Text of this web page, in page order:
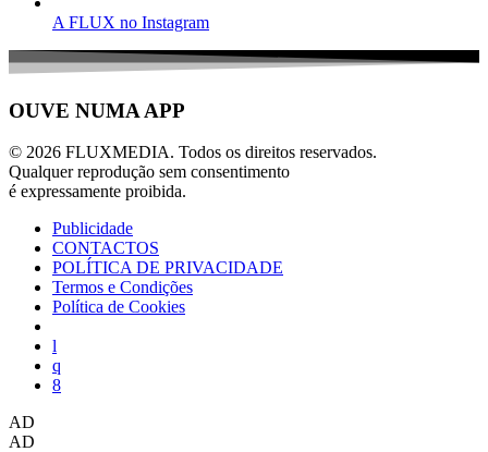
A FLUX no Instagram
OUVE NUMA APP
© 2026 FLUXMEDIA. Todos os direitos reservados.
Qualquer reprodução sem consentimento
é expressamente proibida.
Publicidade
CONTACTOS
POLÍTICA DE PRIVACIDADE
Termos e Condições
Política de Cookies
AD
AD